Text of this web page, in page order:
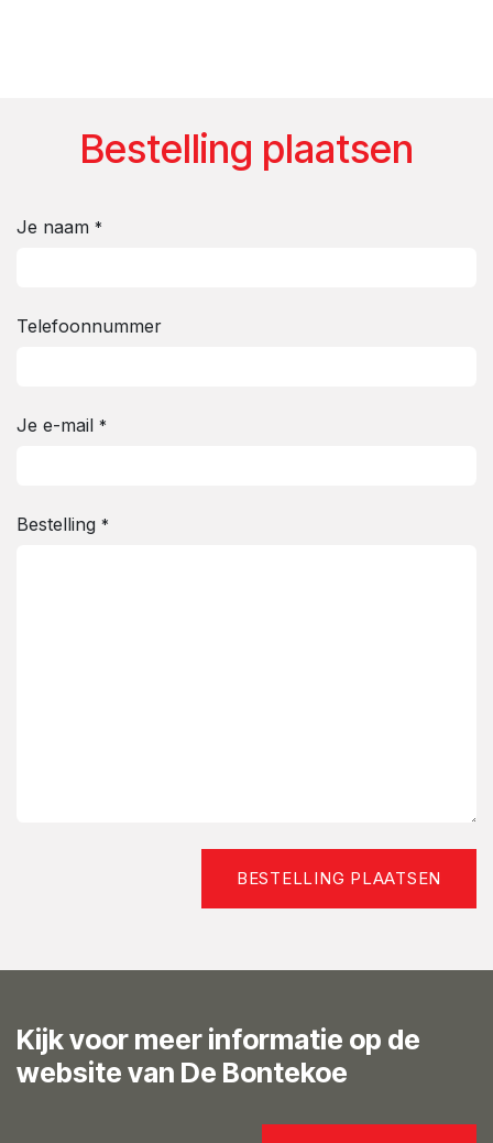
Bestelling plaatsen
Je naam *
Telefoonnummer
Je e-mail *
Bestelling *
BESTELLING PLAATSEN
Kijk voor meer informatie op de
website van De Bontekoe